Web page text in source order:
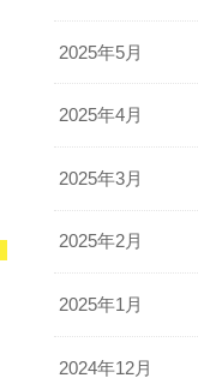
2025年5月
2025年4月
2025年3月
2025年2月
2025年1月
2024年12月